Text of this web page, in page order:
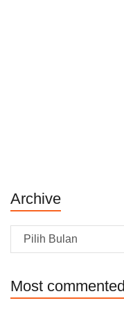
Archive
Archive
Most commented